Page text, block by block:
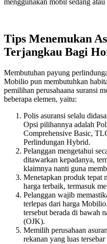
Tips Menemukan
Terjangkau Bagi
Membutuhan payung
Mobilio pun membutuhkan
pemilihan perusahaana suransi
beberapa elemen, yaitu:
Polis asuransi selalu
Opsi pilihannya adalah
Comprehensive Basic,
Perlindungan Hybrid.
Pelanggan mengetahui
ditawarkan kepadanya,
klaimnya nanti guna
Menetapkan produk tepat
harga terbaik, termasuk
Pelanggan wajib
terlepas dari harga
tersebut berada di bawah
(OJK).
Memilih perusahaan
rekanan yang luas